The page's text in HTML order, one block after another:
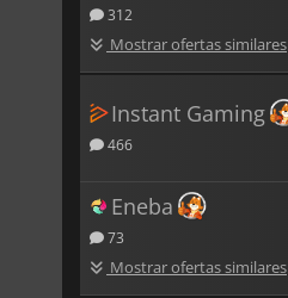
312
Mostrar ofertas similares
Instant Gaming
466
Eneba
73
Mostrar ofertas similares